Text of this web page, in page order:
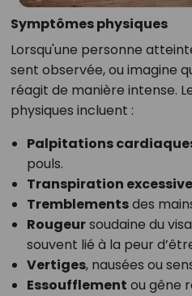
Symptômes physiques
Lorsqu'une personne
sent observée, ou imagine
réagit de manière intense.
physiques incluent :
Palpitations
pouls.
Transpiration excessive
Tremblementsdes
Rougeursoudaine du
souvent lié à la peur
Vertiges, nausées ou
Essoufflement ou gêne